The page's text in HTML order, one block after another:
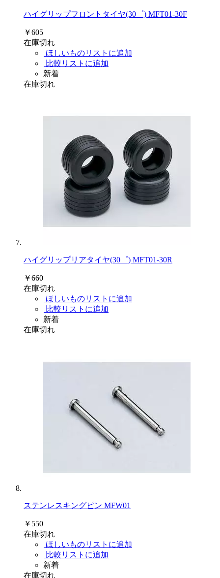
ハイグリップフロントタイヤ(30゜) MFT01-30F
￥605
在庫切れ
ほしいものリストに追加
比較リストに追加
新着
在庫切れ
ハイグリップリアタイヤ(30゜) MFT01-30R
￥660
在庫切れ
ほしいものリストに追加
比較リストに追加
新着
在庫切れ
ステンレスキングピン MFW01
￥550
在庫切れ
ほしいものリストに追加
比較リストに追加
新着
在庫切れ